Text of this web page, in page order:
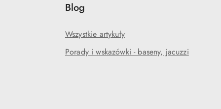
Blog
Wszystkie artykuły
Porady i wskazówki - baseny, jacuzzi